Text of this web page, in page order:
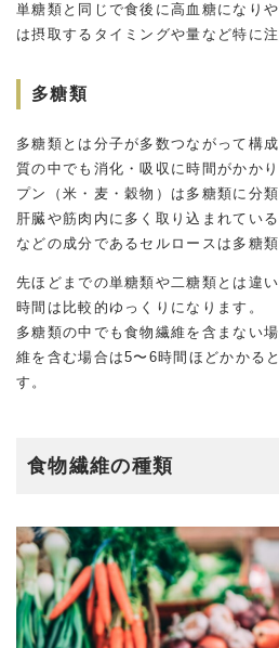
単糖類と同じで食後に高血糖になり
は摂取するタイミングや量など特に
多糖類
多糖類とは分子が多数つながって構
質の中でも消化・吸収に時間がかか
プン（米・麦・穀物）は多糖類に分類
肝臓や筋肉内に多く取り込まれてい
などの成分であるセルロースは多糖
先ほどまでの単糖類や二糖類とは違
時間は比較的ゆっくりになります。
多糖類の中でも食物繊維を含まない
維を含む場合は5〜6時間ほどかかる
す。
食物繊維の種類